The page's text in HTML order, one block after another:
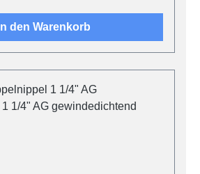
In den Warenkorb